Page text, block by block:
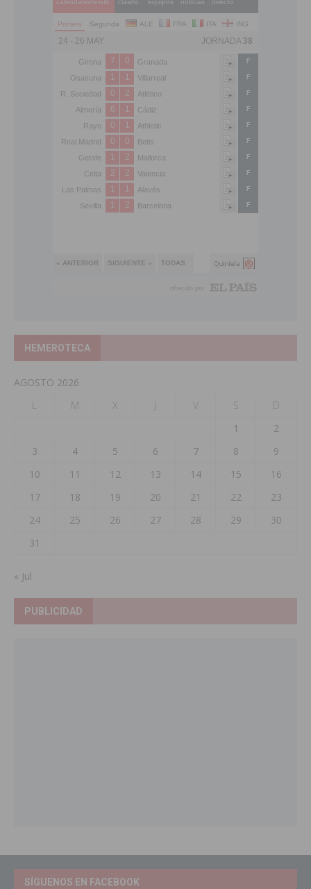
HEMEROTECA
AGOSTO 2026
L
M X J V S
D
1
2
3
4 5 6 7 8
9
10
11 12 13 14 15
16
17
18 19 20 21 22
23
24
25 26 27 28 29
30
31
« Jul
PUBLICIDAD
SÍGUENOS EN FACEBOOK